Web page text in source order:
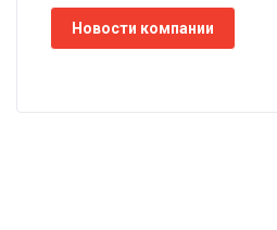
Новости компании